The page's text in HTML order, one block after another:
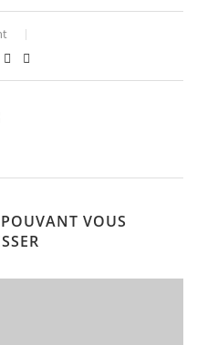
VOUS